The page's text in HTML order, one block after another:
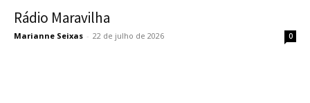
Rádio Maravilha
Marianne Seixas - 22 de julho de 2026 0